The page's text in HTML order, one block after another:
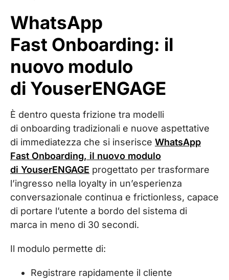
WhatsApp
Fast Onboarding: il
nuovo modulo
di YouserENGAGE
È dentro questa frizione tra modelli
di onboarding tradizionali e nuove aspettative
di immediatezza che si inserisce WhatsApp
Fast Onboarding, il nuovo modulo
di YouserENGAGE progettato per trasformare
l’ingresso nella loyalty in un’esperienza
conversazionale continua e frictionless, capace
di portare l’utente a bordo del sistema di
marca in meno di 30 secondi.
Il modulo permette di:
Registrare rapidamente il cliente